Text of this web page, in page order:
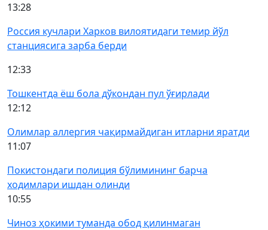
13:28
Россия кучлари Харков вилоятидаги темир йўл
станциясига зарба берди
12:33
Тошкентда ёш бола дўкондан пул ўғирлади
12:12
Олимлар аллергия чақирмайдиган итларни яратди
11:07
Покистондаги полиция бўлимининг барча
ходимлари ишдан олинди
10:55
Чиноз ҳокими туманда обод қилинмаган